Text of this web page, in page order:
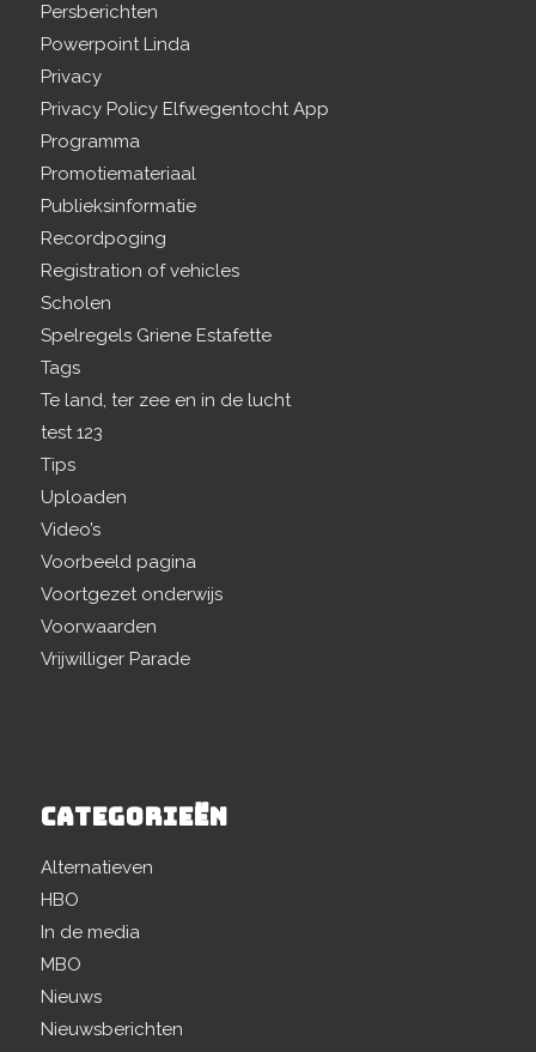
Persberichten
Powerpoint Linda
Privacy
Privacy Policy Elfwegentocht App
Programma
Promotiemateriaal
Publieksinformatie
Recordpoging
Registration of vehicles
Scholen
Spelregels Griene Estafette
Tags
Te land, ter zee en in de lucht
test 123
Tips
Uploaden
Video’s
Voorbeeld pagina
Voortgezet onderwijs
Voorwaarden
Vrijwilliger Parade
CATEGORIEËN
Alternatieven
HBO
In de media
MBO
Nieuws
Nieuwsberichten